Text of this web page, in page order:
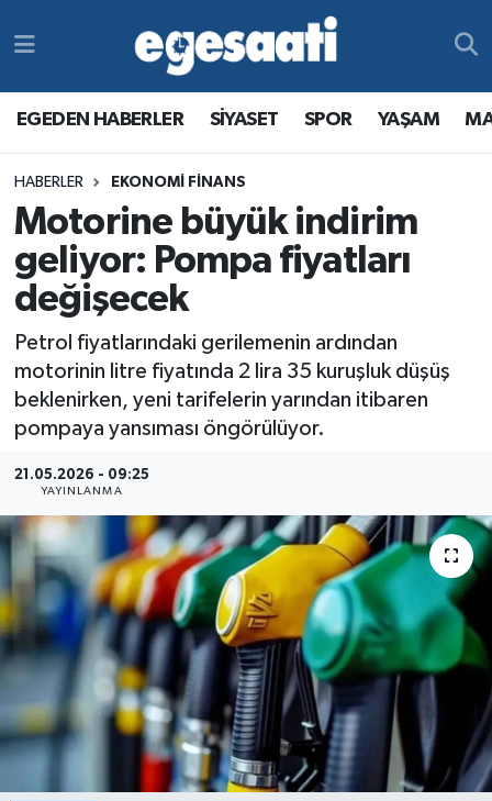
EGEDEN HABERLER SİYASET SPOR YAŞAM
HABERLER EKONOMİ FİNANS
Motorine büyük indirim
geliyor: Pompa fiyatları
değişecek
Petrol fiyatlarındaki gerilemenin ardından
motorinin litre fiyatında 2 lira 35 kuruşluk düşüş
beklenirken, yeni tarifelerin yarından itibaren
pompaya yansıması öngörülüyor.
21.05.2026 - 09:25
YAYINLANMA
MAGAZİN
RESMİ REKLAMLAR
YAŞAM
MAGAZİN
RESMİ REKLAMLAR
Tüm Manşetler
Son Dakika Haberleri
Haber Arşivi